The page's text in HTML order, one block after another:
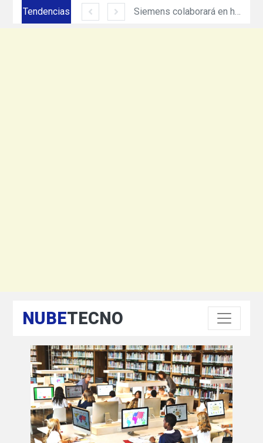
Tendencias
Siemens México amplía su presencia en Ciudad Juárez con inversión de más de 330 mdp Siemens colaborará en hoja de ruta de Net Zero Production de Heineken
NUBETECNO